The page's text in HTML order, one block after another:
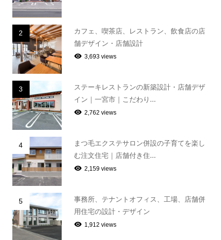
2
カフェ、喫茶店、レストラン、飲食店の店
舗デザイン・店舗設計
3,693 views
3
ステーキレストランの新築設計・店舗デザ
イン｜一宮市｜こだわり...
2,762 views
4
まつ毛エクステサロン併設の子育てを楽し
む注文住宅｜店舗付き住...
2,159 views
5
事務所、テナントオフィス、工場、店舗併
用住宅の設計・デザイン
1,912 views